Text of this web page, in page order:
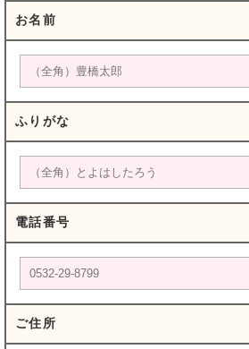
お名前
ふりがな
電話番号
ご住所